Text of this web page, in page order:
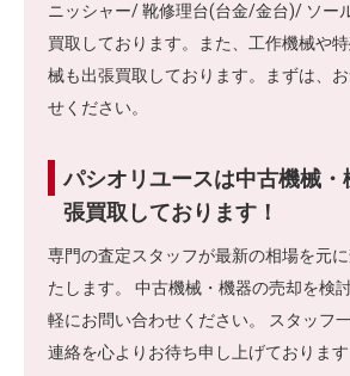
ニッシャー/ 靴修理台(台金/金台)/ ソー
買取しております。また、工作機械や
械も出張買取しております。まずは、
せください。
パシオリユースは中古機械・
張買取しております！
専門の査定スタッフが最新の相場を元
たします。 中古機械・機器の売却を検
軽にお問い合わせください。 スタッフ
連絡を心よりお待ち申し上げております